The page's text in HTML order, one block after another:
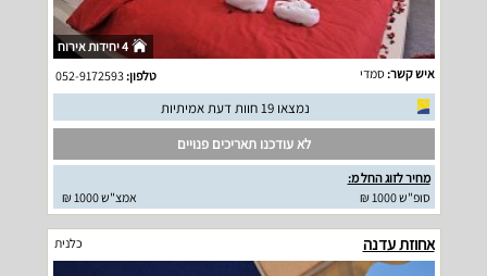
4 יחידות אירוח
איש קשר:סמדי טלפון:052-9172593
נמצאו 19 חוות דעת אמיתיות
לא עודכנו תאריכים פנויים
מחיר לזוג החל מ:
סופ"ש 1000 ₪
אמצ"ש 1000 ₪
אחוזת עדנה כלנית